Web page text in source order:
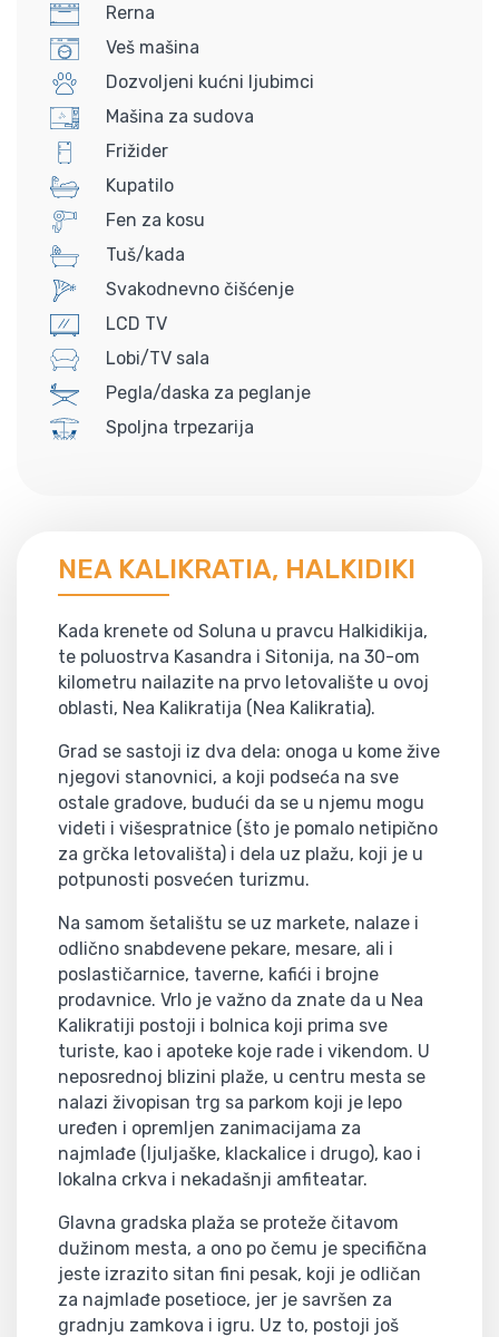
Rerna
Veš mašina
Dozvoljeni kućni ljubimci
Mašina za sudova
Frižider
Kupatilo
Fen za kosu
Tuš/kada
Svakodnevno čišćenje
LCD TV
Lobi/TV sala
Pegla/daska za peglanje
Spoljna trpezarija
NEA KALIKRATIA, HALKIDIKI
Kada krenete od Soluna u pravcu Halkidikija,
te poluostrva Kasandra i Sitonija, na 30-om
kilometru nailazite na prvo letovalište u ovoj
oblasti, Nea Kalikratija (Nea Kalikratia).
Grad se sastoji iz dva dela: onoga u kome žive
njegovi stanovnici, a koji podseća na sve
ostale gradove, budući da se u njemu mogu
videti i višespratnice (što je pomalo netipično
za grčka letovališta) i dela uz plažu, koji je u
potpunosti posvećen turizmu.
Na samom šetalištu se uz markete, nalaze i
odlično snabdevene pekare, mesare, ali i
poslastičarnice, taverne, kafići i brojne
prodavnice. Vrlo je važno da znate da u Nea
Kalikratiji postoji i bolnica koji prima sve
turiste, kao i apoteke koje rade i vikendom. U
neposrednoj blizini plaže, u centru mesta se
nalazi živopisan trg sa parkom koji je lepo
uređen i opremljen zanimacijama za
najmlađe (ljuljaške, klackalice i drugo), kao i
lokalna crkva i nekadašnji amfiteatar.
Glavna gradska plaža se proteže čitavom
dužinom mesta, a ono po čemu je specifična
jeste izrazito sitan fini pesak, koji je odličan
za najmlađe posetioce, jer je savršen za
gradnju zamkova i igru. Uz to, postoji još